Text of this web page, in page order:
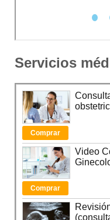
Servicios